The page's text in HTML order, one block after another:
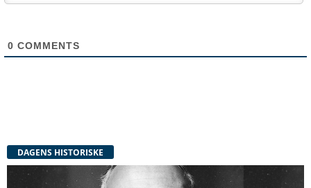
0 COMMENTS
DAGENS HISTORISKE